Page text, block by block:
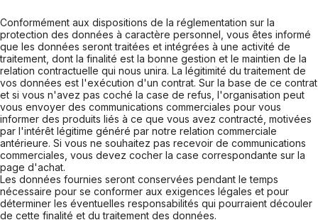
Conformément aux dispositions de la réglementation sur la
protection des données à caractère personnel, vous êtes informé
que les données seront traitées et intégrées à une activité de
traitement, dont la finalité est la bonne gestion et le maintien de la
relation contractuelle qui nous unira. La légitimité du traitement de
vos données est l'exécution d'un contrat. Sur la base de ce contrat
et si vous n'avez pas coché la case de refus, l'organisation peut
vous envoyer des communications commerciales pour vous
informer des produits liés à ce que vous avez contracté, motivées
par l'intérêt légitime généré par notre relation commerciale
antérieure. Si vous ne souhaitez pas recevoir de communications
commerciales, vous devez cocher la case correspondante sur la
page d'achat.
Les données fournies seront conservées pendant le temps
nécessaire pour se conformer aux exigences légales et pour
déterminer les éventuelles responsabilités qui pourraient découler
de cette finalité et du traitement des données.